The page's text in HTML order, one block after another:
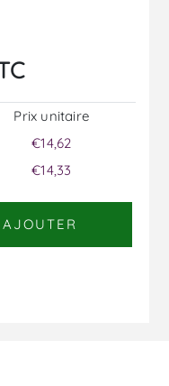
Prix ​​unitaire
€14,62
€14,33
AJOUTER